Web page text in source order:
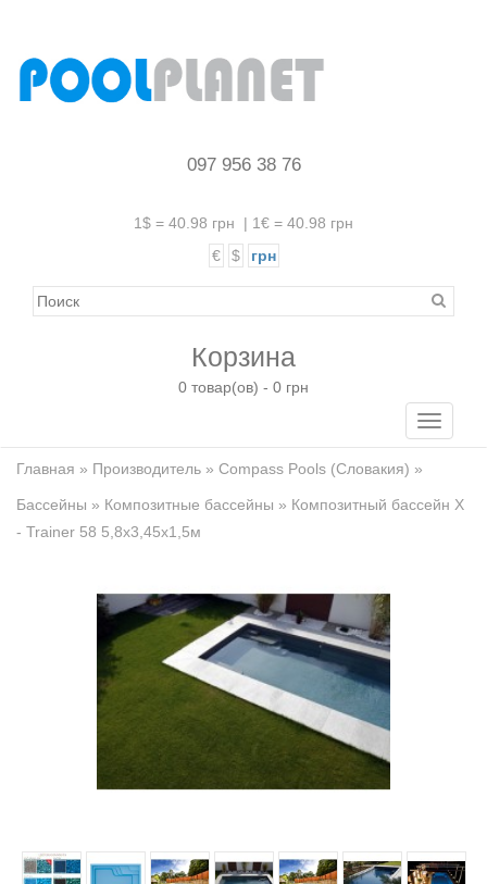
097 956 38 76
1$ = 40.98 грн | 1€ = 40.98 грн
€
$ грн
Корзина
0 товар(ов) - 0 грн
Toggle
Главная » Производитель » Compass Pools (Словакия) »
Бассейны » Композитные бассейны » Композитный бассейн X
- Trainer 58 5,8х3,45х1,5м